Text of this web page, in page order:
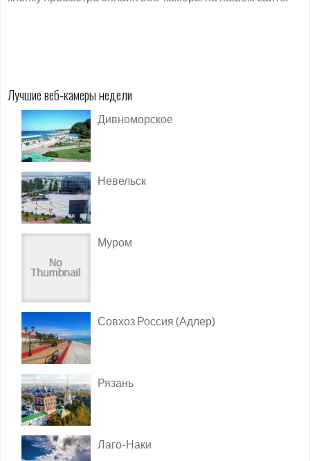
Лучшие веб-камеры недели
Дивноморское
Невельск
Муром
Совхоз Россия (Адлер)
Рязань
Лаго-Наки